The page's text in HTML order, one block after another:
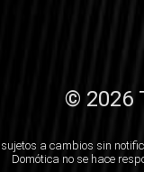
© 2026
a cambios sin
Domótica no se hace